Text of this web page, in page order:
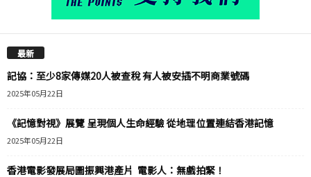
最新
記協：至少8家傳媒20人被查稅 有人被安插不明商業號碼
2025年05月22日
《記憶對視》展覽 呈現個人生命經驗 從地理位置連結香港記憶
2025年05月22日
香港電影發展局圖振興港產片 電影人：無戲拍緊！